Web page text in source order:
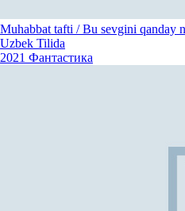
Muhabbat tafti / Bu sevgini qanday
Uzbek Tilida
2021 Фантастика